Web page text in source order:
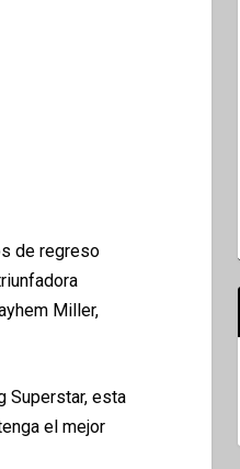
de regreso
Miller,
Superstar, esta
el mejor